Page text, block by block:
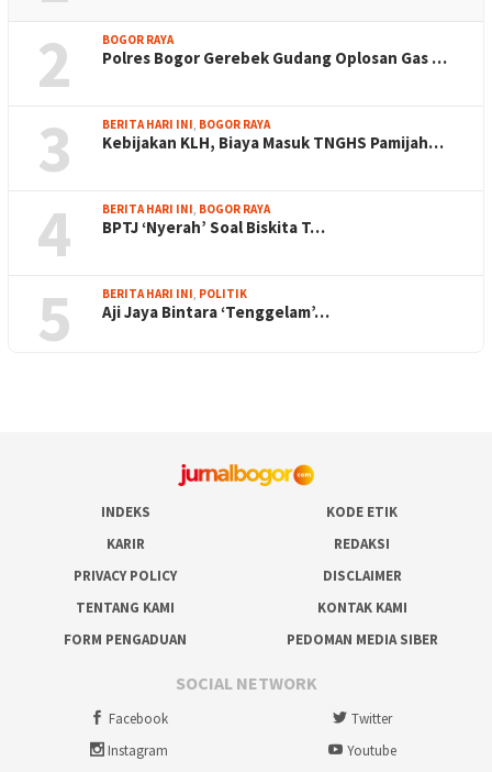
2 BOGOR RAYA
Polres Bogor Gerebek Gudang Oplosan Gas …
3 BERITA HARI INI, BOGOR RAYA
Kebijakan KLH, Biaya Masuk TNGHS Pamijah…
4 BERITA HARI INI, BOGOR RAYA
BPTJ ‘Nyerah’ Soal Biskita T…
5 BERITA HARI INI, POLITIK
Aji Jaya Bintara ‘Tenggelam’…
INDEKS
KODE ETIK
KARIR
REDAKSI
PRIVACY POLICY
DISCLAIMER
TENTANG KAMI
KONTAK KAMI
FORM PENGADUAN
PEDOMAN MEDIA SIBER
SOCIAL NETWORK
Facebook
Twitter
Instagram
Youtube